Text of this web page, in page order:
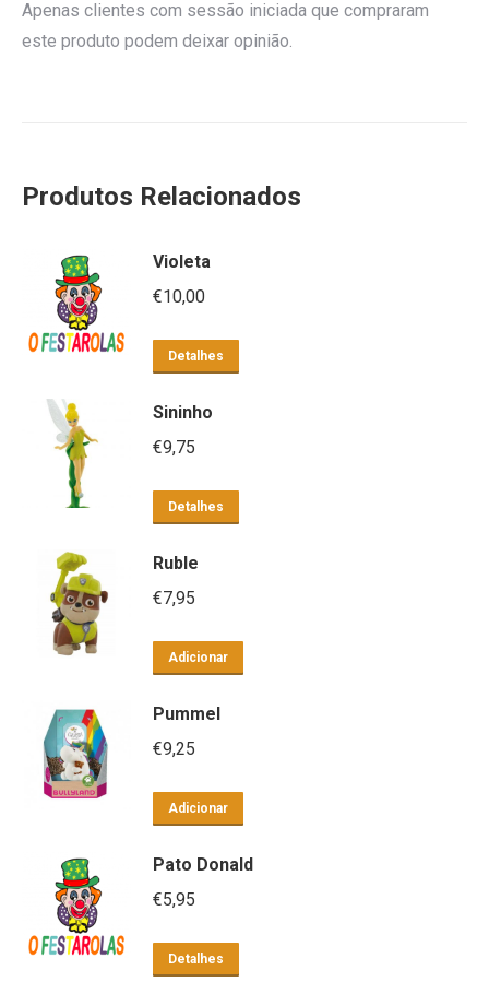
Apenas clientes com sessão iniciada que compraram
este produto podem deixar opinião.
Produtos Relacionados
Violeta
€10,00
Detalhes
Sininho
€9,75
Detalhes
Ruble
€7,95
Adicionar
Pummel
€9,25
Adicionar
Pato Donald
€5,95
Detalhes